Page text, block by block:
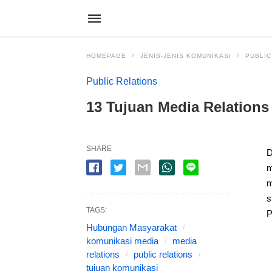
HOMEPAGE JENIS-JENIS KOMUNIKASI
Public Relations
13 Tujuan Media
SHARE
TAGS:
Hubungan Masyarakat
komunikasi media
media
relations
public relations
tujuan komunikasi